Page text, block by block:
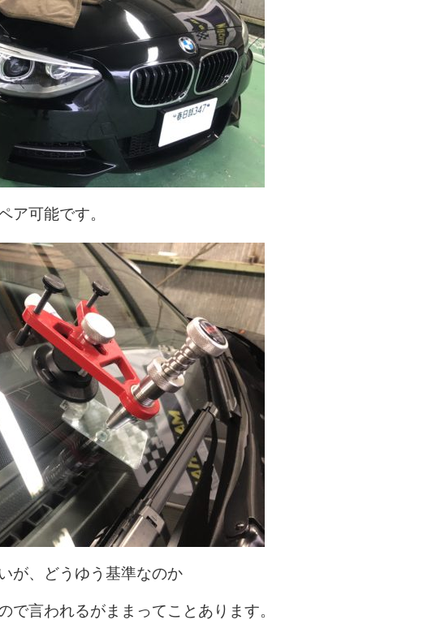
ア可能です。
が、どうゆう基準なのか
で言われるがままってことあります。